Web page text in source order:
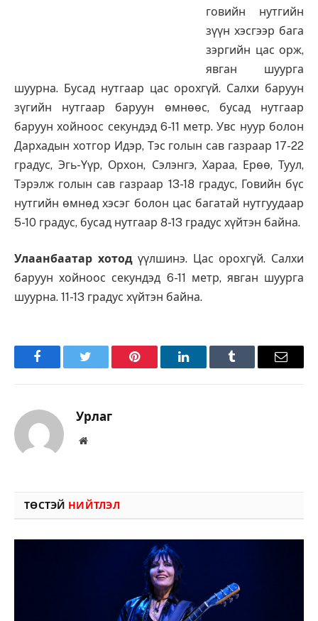
говийн нутгийн
зүүн хэсгээр бага
зэргийн цас орж,
явган шуурга
шуурна. Бусад нутгаар цас орохгүй. Салхи баруун
зүгийн нутгаар баруун өмнөөс, бусад нутгаар
баруун хойноос секундэд 6-11 метр. Увс нуур болон
Дархадын хотгор Идэр, Тэс голын сав газраар 17-22
градус, Эгь-Үүр, Орхон, Сэлэнгэ, Хараа, Ерөө, Туул,
Тэрэлж голын сав газраар 13-18 градус, Говийн бүс
нутгийн өмнөд хэсэг болон цас багатай нутгуудаар
5-10 градус, бусад нутгаар 8-13 градус хүйтэн байна.
Улаанбаатар хотодүүлшинэ. Цас орохгүй. Салхи
баруун хойноос секундэд 6-11 метр, явган шуурга
шуурна. 11-13 градус хүйтэн байна.
FacebookTwitter Pinterest LinkedInTumblr Имэйл
Урлаг
Вэбсайт
ТӨСТЭЙ НИЙТЛЭЛ